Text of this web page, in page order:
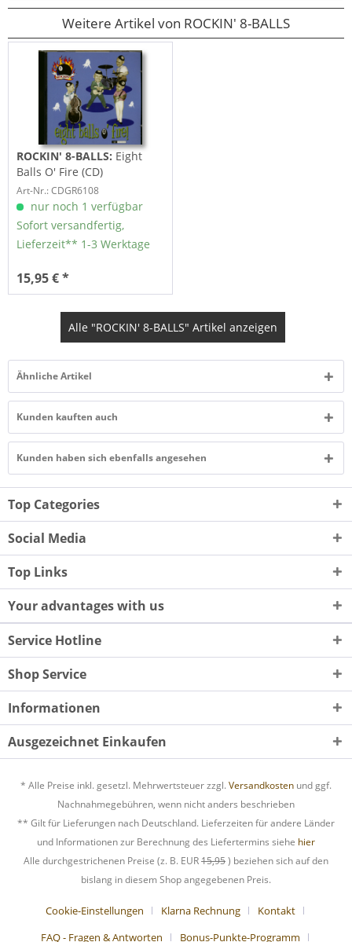
Weitere Artikel von ROCKIN' 8-BALLS
ROCKIN' 8-BALLS: Eight
Balls O' Fire (CD)
Art-Nr.: CDGR6108
nur noch 1 verfügbar
Sofort versandfertig,
Lieferzeit** 1-3 Werktage
15,95 € *
Alle "ROCKIN' 8-BALLS" Artikel anzeigen
Ähnliche Artikel
Kunden kauften auch
Kunden haben sich ebenfalls angesehen
Top Categories
Social Media
Top Links
Your advantages with us
Service Hotline
Shop Service
Informationen
Ausgezeichnet Einkaufen
* Alle Preise inkl. gesetzl. Mehrwertsteuer zzgl. Versandkosten und ggf.
Nachnahmegebühren, wenn nicht anders beschrieben
** Gilt für Lieferungen nach Deutschland. Lieferzeiten für andere Länder
und Informationen zur Berechnung des Liefertermins siehe hier
Alle durchgestrichenen Preise (z. B. EUR15,95) beziehen sich auf den
bislang in diesem Shop angegebenen Preis.
Cookie-Einstellungen Klarna Rechnung
Kontakt
FAQ - Fragen & Antworten
Bonus-Punkte-Programm